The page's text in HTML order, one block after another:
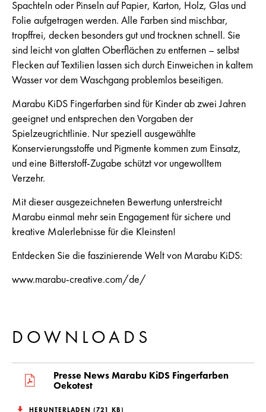
Spachteln oder Pinseln auf Papier, Karton, Holz, Glas und
Folie aufgetragen werden. Alle Farben sind mischbar,
tropffrei, decken besonders gut und trocknen schnell. Sie
sind leicht von glatten Oberflächen zu entfernen – selbst
Flecken auf Textilien lassen sich durch Einweichen in kaltem
Wasser vor dem Waschgang problemlos beseitigen.
Marabu KiDS Fingerfarben sind für Kinder ab zwei Jahren
geeignet und entsprechen den Vorgaben der
Spielzeugrichtlinie. Nur speziell ausgewählte
Konservierungsstoffe und Pigmente kommen zum Einsatz,
und eine Bitterstoff-Zugabe schützt vor ungewolltem
Verzehr.
Mit dieser ausgezeichneten Bewertung unterstreicht
Marabu einmal mehr sein Engagement für sichere und
kreative Malerlebnisse für die Kleinsten!
Entdecken Sie die faszinierende Welt von Marabu KiDS:
www.marabu-creative.com/de/
DOWNLOADS
Presse News Marabu KiDS Fingerfarben
Oekotest
HERUNTERLADEN (721 KB)